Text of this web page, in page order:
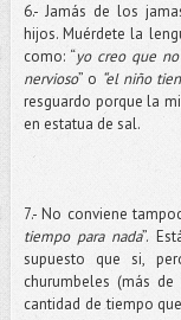
6.- Jamás de los
hijos. Muérdete la
como: “yo creo que
nervioso” o “el niño
resguardo porque la
en estatua de sal.
7.- No conviene
tiempo para nada”.
supuesto que si,
churumbeles (más
cantidad de tiempo